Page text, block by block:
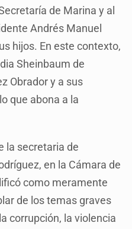
de Marina y al
Andrés Manuel
hijos. En este contexto,
Sheinbaum de
Obrador y a sus
que abona a la
la secretaria de
en la Cámara de
como meramente
de los temas graves
corrupción, la violencia